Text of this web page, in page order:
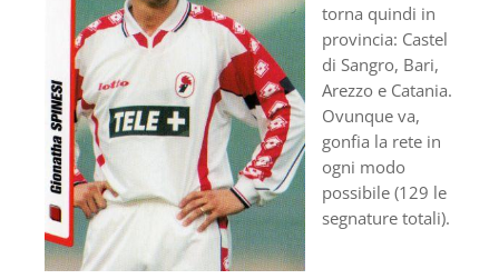
torna quindi in
provincia: Castel
di Sangro, Bari,
Arezzo e Catania.
Ovunque va,
gonfia la rete in
ogni modo
possibile (129 le
segnature totali).